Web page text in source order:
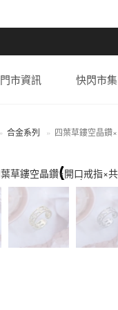
門市資訊 快閃市集
合金系列 四葉草鏤空晶鑽